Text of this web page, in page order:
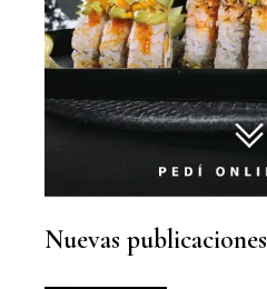
Nuevas publicaciones